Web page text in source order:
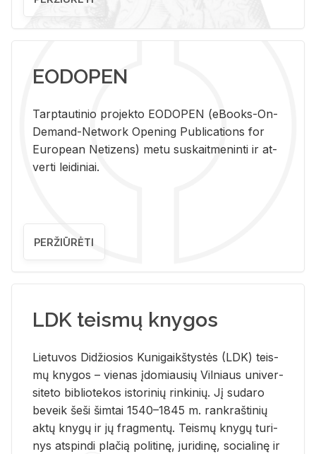
EODOPEN
Tarp­tau­ti­nio pro­jek­to EO­DO­PEN (eBo­oks-On-
De­mand-Ne­twork Ope­ning Pub­li­ca­tions for
Eu­ro­pe­an Ne­ti­zens) metu su­skait­me­nin­ti ir at­
ver­ti lei­di­niai.
PERŽIŪRĖTI
LDK teismų knygos
Lie­tu­vos Di­džio­sios Ku­ni­gaikš­tys­tės (LDK) teis­
mų kny­gos – vie­nas įdo­miau­sių Vil­niaus uni­ver­
si­te­to bi­b­lio­te­kos is­to­ri­nių rin­ki­nių. Jį su­da­ro
be­veik šeši šim­tai 1540–1845 m. rank­raš­ti­nių
aktų kny­gų ir jų frag­men­tų. Teis­mų kny­gų tu­ri­
nys at­spin­di pla­čią po­li­ti­nę, ju­ri­di­nę, so­cia­li­nę ir